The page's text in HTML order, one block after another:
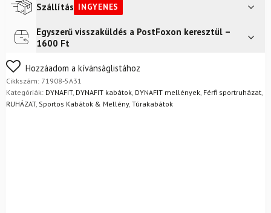
Ultra
Yellow
kabát
mennyiség
Szállítás INGYENES
Futár a címreIngyenes
FoxPost
Egyszerű visszaküldés a PostFoxon keresztül –
1600 Ft
Nem biztos a választásában? Semmi gond – a terméket
egyszerűen visszaküldheti 14 napon belül, indoklás nélkül.
Mik a visszaküldés feltételei?
Hozzáadom a kívánságlistához
Cikkszám: 71908-5A31
Kategóriák: DYNAFIT, DYNAFIT kabátok DYNAFIT mellények Férfi sportruházat
RUHÁZAT, Sportos Kabátok & Mellény, Túrakabátok